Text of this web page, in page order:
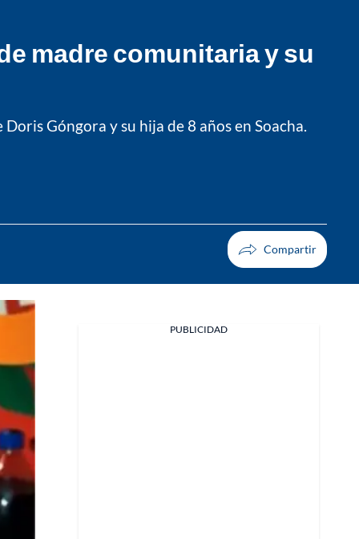
madre comunitaria y su
Góngora y su hija de 8 años en Soacha.
PUBLICIDAD